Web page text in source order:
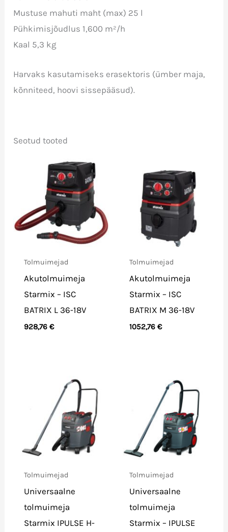
Mustuse mahuti maht (max) 25 l
Pühkimisjõudlus 1,600 m²/h
Kaal 5,3 kg
Harvaks kasutamiseks erasektoris (ümber maja,
kõnniteed, hoovi sissepääsud).
Seotud tooted
Tolmuimejad
Akutolmuimeja
Starmix – ISC
BATRIX L 36-18V
928,76 €
Tolmuimejad
Akutolmuimeja
Starmix – ISC
BATRIX M 36-18V
1052,76€
Tolmuimejad
Universaalne
tolmuimeja
Starmix IPULSE H-
Tolmuimejad
Universaalne
tolmuimeja
Starmix – IPULSE